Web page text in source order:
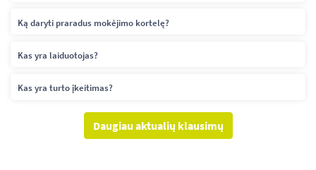
Ką daryti praradus mokėjimo kortelę?
Kas yra laiduotojas?
Kas yra turto įkeitimas?
Daugiau aktualių klausimų